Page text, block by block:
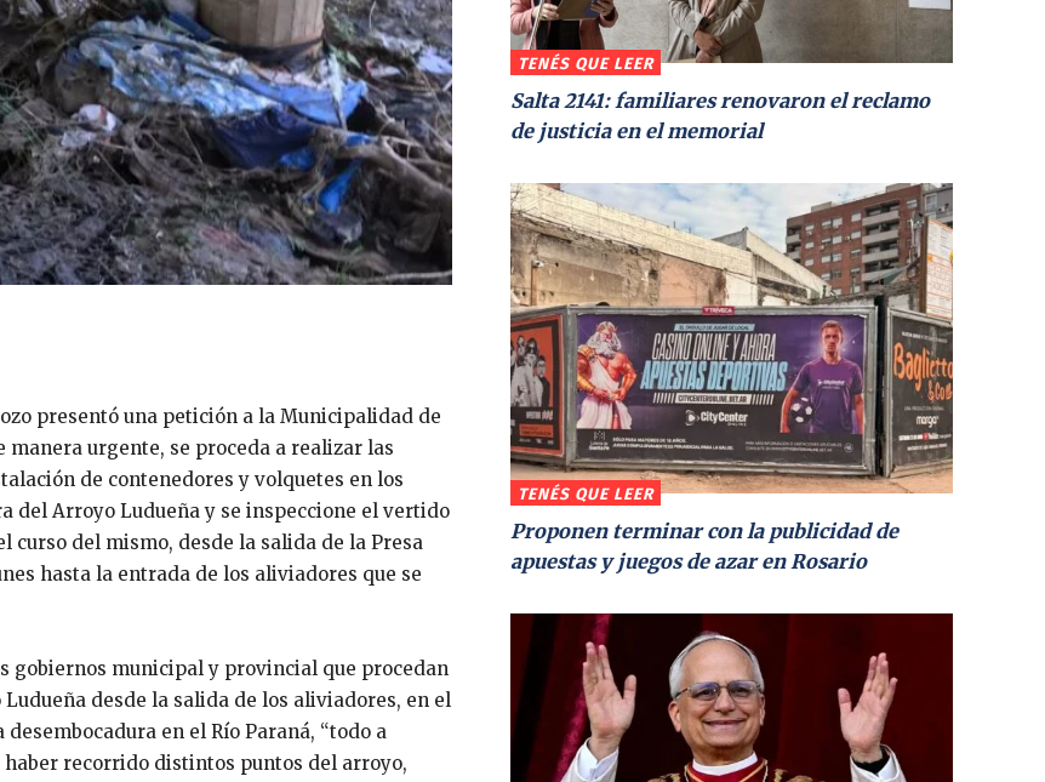
presentó una petición a la Municipalidad de
manera urgente, se proceda a realizar las
de contenedores y volquetes en los
del Arroyo Ludueña y se inspeccione el vertido
curso del mismo, desde la salida de la Presa
hasta la entrada de los aliviadores que se
gobiernos municipal y provincial que procedan
desde la salida de los aliviadores, en el
en el Río Paraná, “todo a
recorrido distintos puntos del arroyo,
TENÉS QUE LEER
Salta 2141: familiares renovaron el reclamo
de justicia en el memorial
TENÉS QUE LEER
Proponen terminar con la publicidad de
apuestas y juegos de azar en Rosario